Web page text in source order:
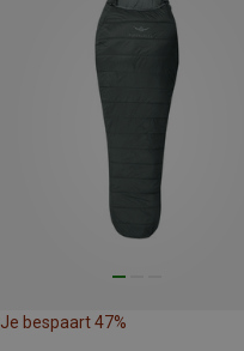
Je bespaart 47%